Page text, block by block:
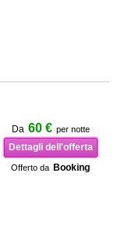
Da 60 € per notte
Dettagli dell'offerta
Offerto da Booking